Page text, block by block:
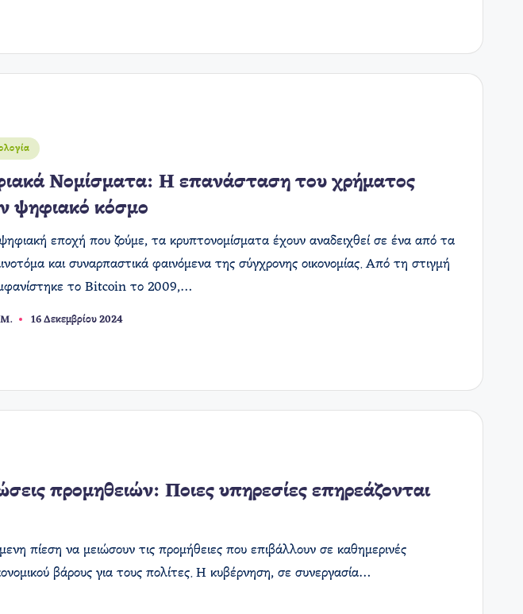
Νομίσματα: Η επανάσταση του χρήματος
ψηφιακό κόσμο
εποχή που ζούμε, τα κρυπτονομίσματα έχουν αναδειχθεί σε ένα από τα
και συναρπαστικά φαινόμενα της σύγχρονης οικονομίας. Από τη στιγμή
το Bitcoin το 2009,…
16 Δεκεμβρίου 2024
προμηθειών: Ποιες υπηρεσίες επηρεάζονται
πίεση να μειώσουν τις προμήθειες που επιβάλλουν σε καθημερινές
βάρους για τους πολίτες. Η κυβέρνηση, σε συνεργασία…